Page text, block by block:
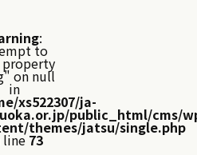
:
to
property
on null
in
xs522307/ja-
public_html/cms/
themes/jatsu/single.php
line73